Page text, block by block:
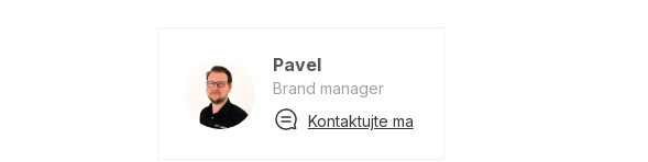
Pavel
Brand manager
Kontaktujte ma